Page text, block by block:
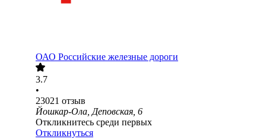
ОАО Российские железные дороги
3.7
•
23021 отзыв
Йошкар-Ола, Деповская, 6
Откликнитесь среди первых
Откликнуться